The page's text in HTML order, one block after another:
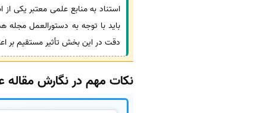
استناد به منابع علمی معتبر یکی
دقت در این بخش تأثیر مستقیم بر
نکات مهم در نگارش مقاله